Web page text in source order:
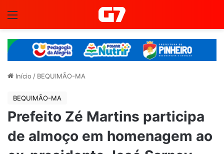
Início / BEQUIMÃO-MA
BEQUIMÃO-MA
Prefeito Zé Martins participa
de almoço em homenagem ao